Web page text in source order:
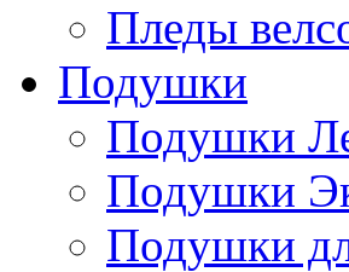
Пледы
Подушки
Подушки
Подушки
Подушки